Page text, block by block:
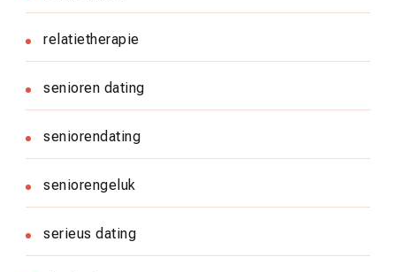
relatietherapie
senioren dating
seniorendating
seniorengeluk
serieus dating